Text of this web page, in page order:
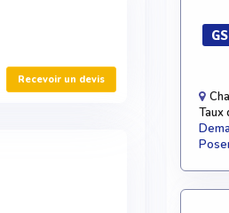
Recevoir un devis
Taux